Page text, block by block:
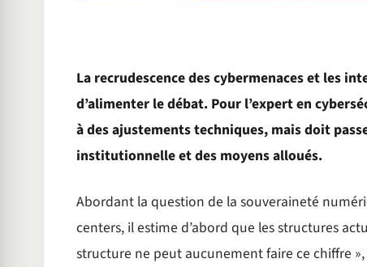
La recrudescence des cybermenaces et les
d’alimenter le débat. Pour l’expert en
à des ajustements techniques, mais doit
institutionnelle et des moyens alloués.
Abordant la question de la souveraineté
centers, il estime d’abord que les structures
structure ne peut aucunement faire ce chiffre